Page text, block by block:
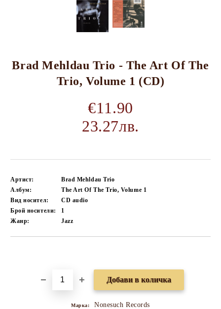
Brad Mehldau Trio - The Art Of The
Trio, Volume 1 (CD)
€11.90
23.27лв.
Артист:
Brad Mehldau Trio
Албум:
The Art Of The Trio, Volume 1
Вид носител:
CD audio
Брой носители:
1
Жанр:
Jazz
Марка: Nonesuch Records